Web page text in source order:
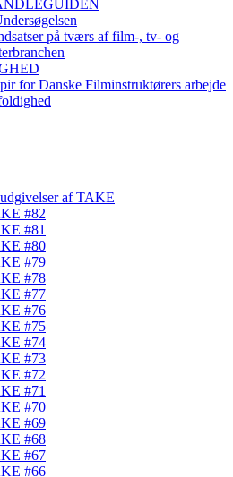
på tværs af film-, tv- og
for Danske Filminstruktørers arbejde
af TAKE
#82
#81
#80
#79
#78
#77
#76
#75
#74
#73
#72
#71
#70
#69
#68
#67
#66